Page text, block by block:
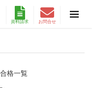
お問合せ
資料請求
格一覧